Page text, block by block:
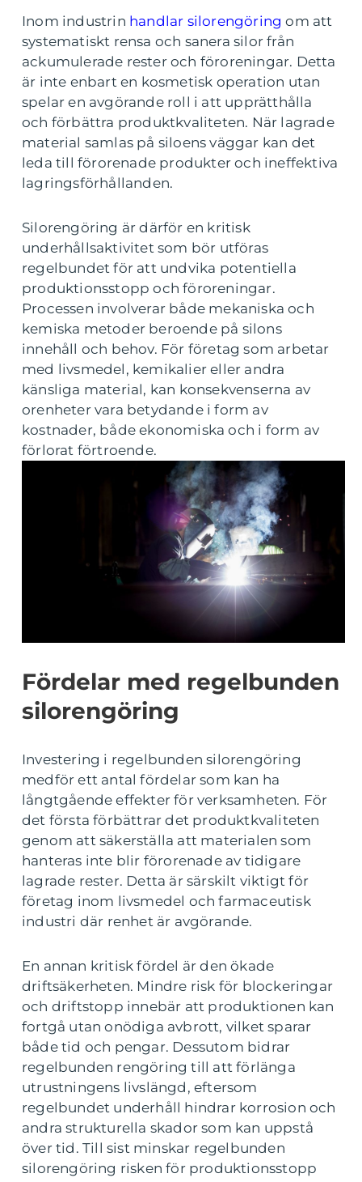
Inom industrin handlar silorengöring om att
systematiskt rensa och sanera silor från
ackumulerade rester och föroreningar. Detta
är inte enbart en kosmetisk operation utan
spelar en avgörande roll i att upprätthålla
och förbättra produktkvaliteten. När lagrade
material samlas på siloens väggar kan det
leda till förorenade produkter och ineffektiva
lagringsförhållanden.
Silorengöring är därför en kritisk
underhållsaktivitet som bör utföras
regelbundet för att undvika potentiella
produktionsstopp och föroreningar.
Processen involverar både mekaniska och
kemiska metoder beroende på silons
innehåll och behov. För företag som arbetar
med livsmedel, kemikalier eller andra
känsliga material, kan konsekvenserna av
orenheter vara betydande i form av
kostnader, både ekonomiska och i form av
förlorat förtroende.
Fördelar med regelbunden
silorengöring
Investering i regelbunden silorengöring
medför ett antal fördelar som kan ha
långtgående effekter för verksamheten. För
det första förbättrar det produktkvaliteten
genom att säkerställa att materialen som
hanteras inte blir förorenade av tidigare
lagrade rester. Detta är särskilt viktigt för
företag inom livsmedel och farmaceutisk
industri där renhet är avgörande.
En annan kritisk fördel är den ökade
driftsäkerheten. Mindre risk för blockeringar
och driftstopp innebär att produktionen kan
fortgå utan onödiga avbrott, vilket sparar
både tid och pengar. Dessutom bidrar
regelbunden rengöring till att förlänga
utrustningens livslängd, eftersom
regelbundet underhåll hindrar korrosion och
andra strukturella skador som kan uppstå
över tid. Till sist minskar regelbunden
silorengöring risken för produktionsstopp